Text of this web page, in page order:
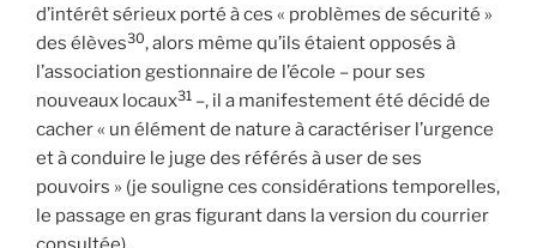
d’intérêt sérieux porté à ces « problèmes de sécurité »
des élèves30, alors même qu’ils étaient opposés à
l’association gestionnaire de l’école – pour ses
nouveaux locaux31 –, il a manifestement été décidé de
cacher « un élément de nature à caractériser l’urgence
et à conduire le juge des référés à user de ses
pouvoirs » (je souligne ces considérations temporelles,
le passage en gras figurant dans la version du courrier